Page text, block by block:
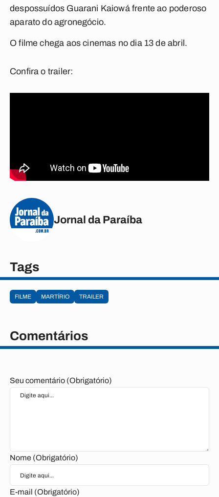
despossuídos Guarani Kaiowá frente ao poderoso
aparato do agronegócio.
O filme chega aos cinemas no dia 13 de abril.
Confira o trailer:
Jornal da Paraíba
Tags
FILME MARTÍRIO TRAILER
Comentários
Seu comentário (Obrigatório)
Nome (Obrigatório)
E-mail (Obrigatório)